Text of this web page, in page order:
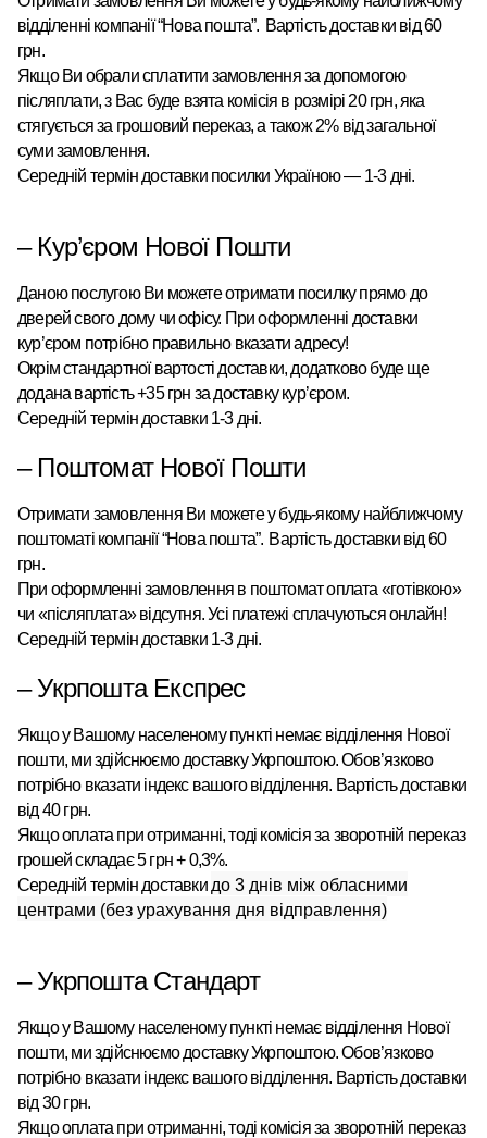
відділенні компанії “Нова пошта”. Вартість доставки від 60
грн.
Якщо Ви обрали сплатити замовлення за допомогою
післяплати, з Вас буде взята комісія в розмірі 20 грн, яка
стягується за грошовий переказ, а також 2% від загальної
суми замовлення.
Середній термін доставки посилки Україною — 1-3 дні.
– Кур’єром Нової Пошти
Даною послугою Ви можете отримати посилку прямо до
дверей свого дому чи офісу. При оформленні доставки
кур’єром потрібно правильно вказати адресу!
Окрім стандартної вартості доставки, додатково буде ще
додана вартість +35 грн за доставку кур’єром.
Середній термін доставки 1-3 дні.
– Поштомат Нової Пошти
Отримати замовлення Ви можете у будь-якому найближчому
поштоматікомпанії “Нова пошта”. Вартість доставки від 60
грн.
При оформленні замовлення в поштомат оплата «готівкою»
чи «післяплата» відсутня. Усі платежі сплачуються онлайн!
Середній термін доставки 1-3 дні.
– Укрпошта Експрес
Якщо у Вашому населеному пункті немає відділення Нової
пошти, ми здійснюємо доставку Укрпоштою.Обов’язково
потрібно вказати індекс вашого відділення. Вартість доставки
від 40 грн.
Якщо оплата при отриманні, тоді комісія за зворотній переказ
грошей складає 5 грн + 0,3%.
Середній термін доставки до 3 днів між обласними
центрами (без урахування дня відправлення)
– Укрпошта Стандарт
Якщо у Вашому населеному пункті немає відділення Нової
пошти, ми здійснюємо доставку Укрпоштою.Обов’язково
потрібно вказати індекс вашого відділення. Вартість доставки
від 30 грн.
Якщо оплата при отриманні, тоді комісія за зворотній переказ